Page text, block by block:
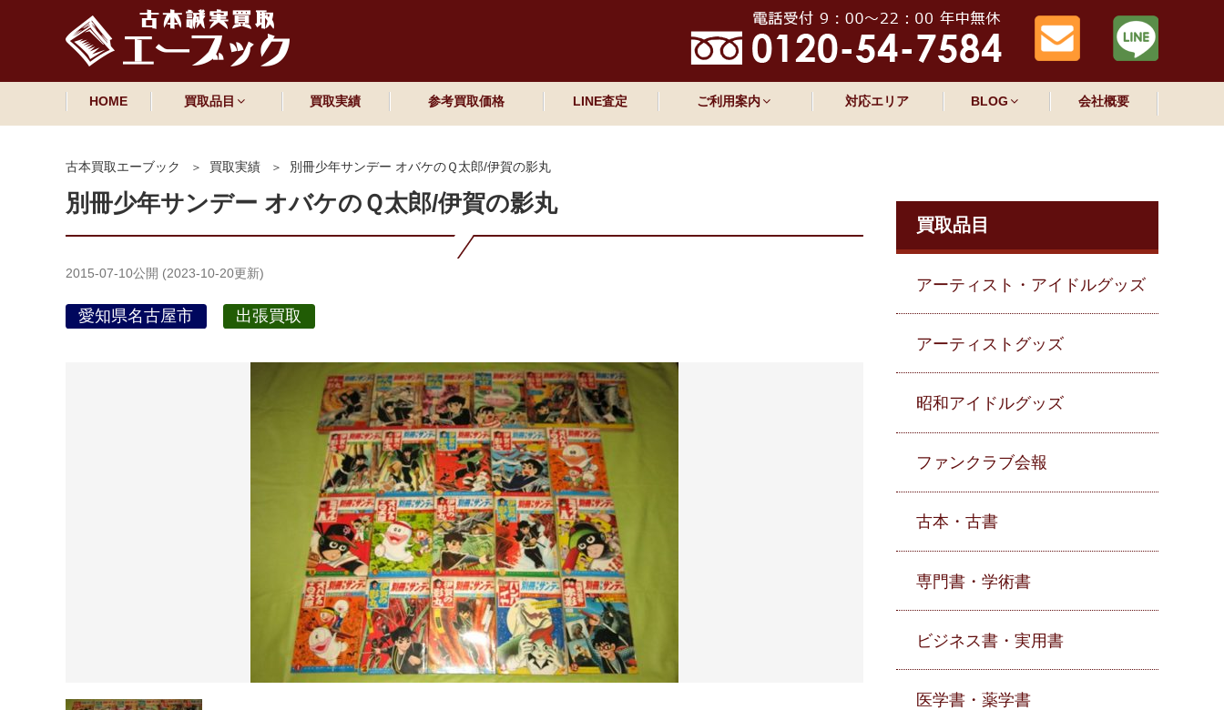
HOME 買取品目 買取実績 参考買取価格 LINE査定 ご利用案内 対応エリア BLOG 会社概要
古本買取エーブック 買取実績 別冊少年サンデー オバケのＱ太郎/伊賀の影丸
別冊少年サンデー オバケのＱ太郎/伊賀の影丸
2015-07-10公開 (2023-10-20更新)
愛知県名古屋市 出張買取
買取品目
アーティスト・アイドルグッズ
アーティストグッズ
昭和アイドルグッズ
ファンクラブ会報
古本・古書
専門書・学術書
ビジネス書・実用書
医学書・薬学書